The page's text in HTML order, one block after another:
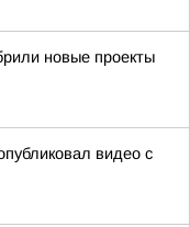
новые проекты
видео с